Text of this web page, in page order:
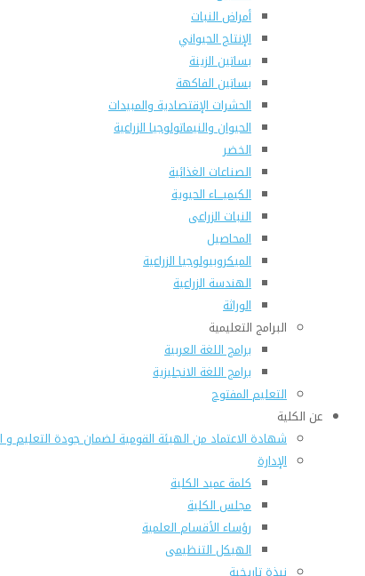
أمراض النبات
الإنتاج الحيواني
بساتين الزينة
بساتين الفاكهة
الحشرات الإقتصادية والمبيدات
الحيوان والنيماتولوجيا الزراعية
الخضر
الصناعات الغذائية
الكيميـــاء الحيوية
النبات الزراعى
المحاصيل
الميكروبيولوجيا الزراعية
الهندسة الزراعية
الوراثة
البرامج التعليمية
برامج اللغة العربية
برامج اللغة الانجليزية
التعليم المفتوح
عن الكلية
شهادة الاعتماد من الهيئة القومية لضمان جودة التعليم و
الإدارة
كلمة عميد الكلية
مجلس الكلية
رؤساء الأقسام العلمية
الهيكل التنظيمى